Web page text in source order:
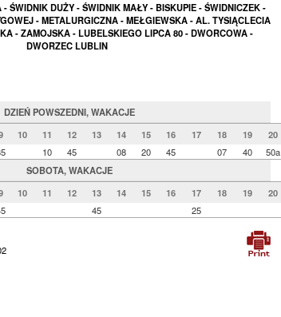
ŚWIDNIK DUŻY - ŚWIDNIK MAŁY - BISKUPIE - ŚWIDNICZEK -
- METALURGICZNA - MEŁGIEWSKA - AL. TYSIĄCLECIA
- ZAMOJSKA - LUBELSKIEGO LIPCA 80 - DWORCOWA -
DWORZEC LUBLIN
DZIEŃ POWSZEDNI, WAKACJE
10 11 12 13 14 15 16 17 18 19
20
10 45 08 20 45 07 40
50a
SOBOTA, WAKACJE
10 11 12 13 14 15 16 17 18 19
20
45 25